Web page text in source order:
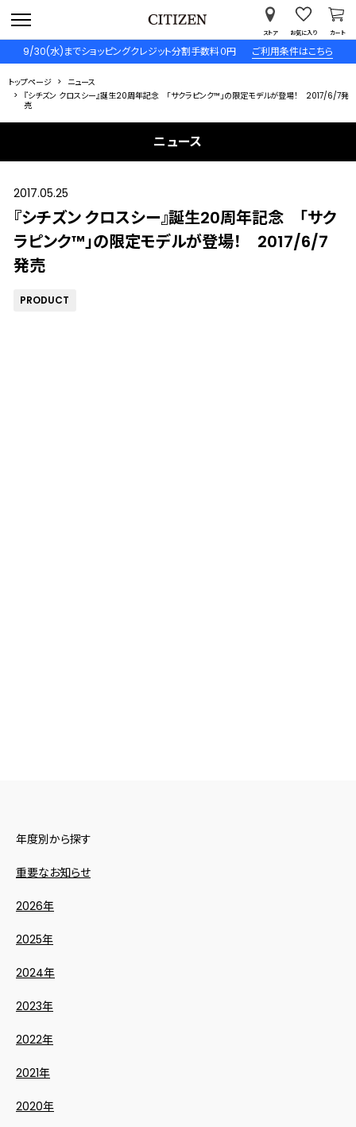
9/30(水)までショッピングクレジット分割手数料０円 ご利用条件はこちら
ストア お気に入り カート
トップページ
ニュース
『シチズン クロスシー』誕生20周年記念 「サクラピンク™」の限定モデルが登場！ 2017/6/7発
売
ニュース
2017.05.25
『シチズン クロスシー』誕生20周年記念 「サク
ラピンク™」の限定モデルが登場！ 2017/6/7
発売
PRODUCT
年度別から探す
重要なお知らせ
2026年
2025年
2024年
2023年
2022年
2021年
2020年